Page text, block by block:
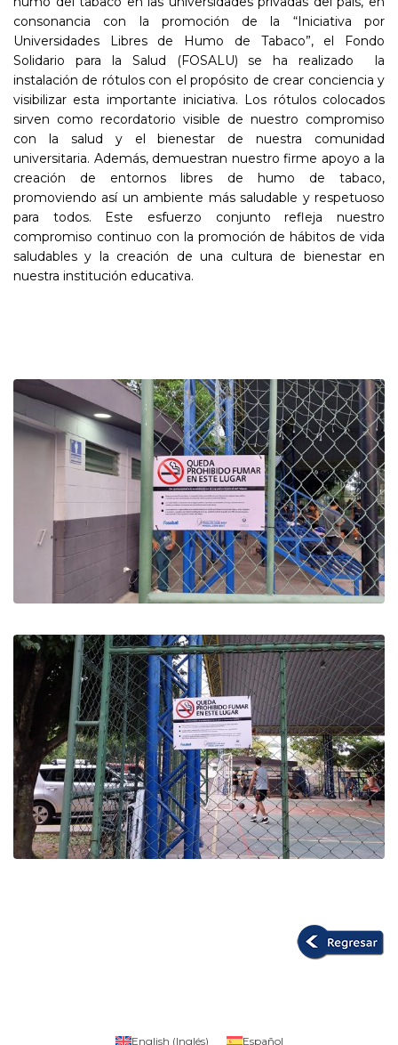
consonancia con la promoción de la “Iniciativa por
Universidades Libres de Humo de Tabaco”, el Fondo
Solidario para la Salud (FOSALU) se ha realizado la
instalación de rótulos con el propósito de crear conciencia y
visibilizar esta importante iniciativa. Los rótulos colocados
sirven como recordatorio visible de nuestro compromiso
con la salud y el bienestar de nuestra comunidad
universitaria. Además, demuestran nuestro firme apoyo a la
creación de entornos libres de humo de tabaco,
promoviendo así un ambiente más saludable y respetuoso
para todos. Este esfuerzo conjunto refleja nuestro
compromiso continuo con la promoción de hábitos de vida
saludables y la creación de una cultura de bienestar en
nuestra institución educativa.
English (Inglés) Español